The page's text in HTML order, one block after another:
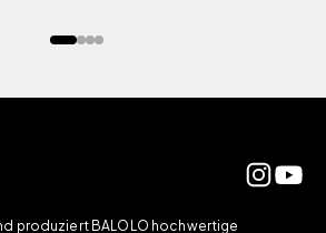
Gehe zu Element 1
Gehe zu Element 2
Gehe zu Element 3
Gehe zu Element 4
produziert BALOLO hochwertige